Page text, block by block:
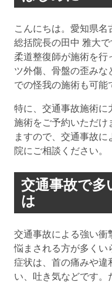
こんにちは。愛知県
総括院長の田中 雅大
柔道整復師が施術を行
ツ外傷、骨盤の歪みな
での怪我の施術も可能
特に、交通事故施術に
施術をご予約いただけ
ますので、交通事故
院にご相談ください。
交通事故で多
は
交通事故による強い衝
悩まされる方が多くい
症状は、首の痛みや違
い、吐き気などです。